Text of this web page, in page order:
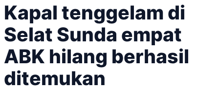
Kapal tenggelam di
Selat Sunda empat
ABK hilang berhasil
ditemukan